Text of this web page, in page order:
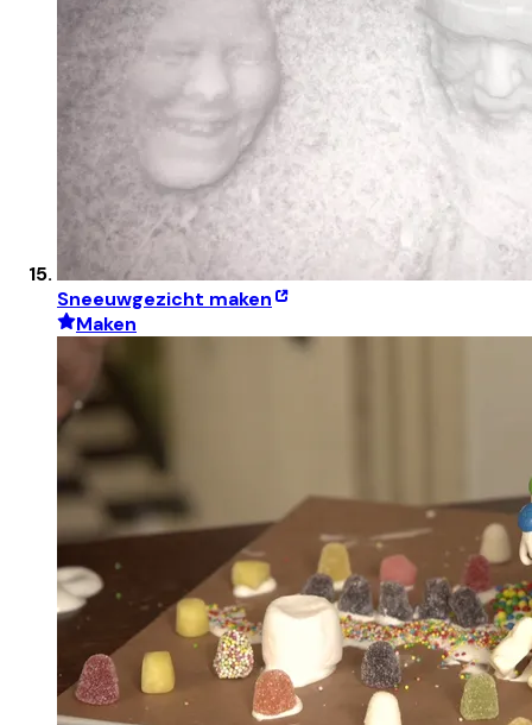
Sneeuwgezicht maken
Maken